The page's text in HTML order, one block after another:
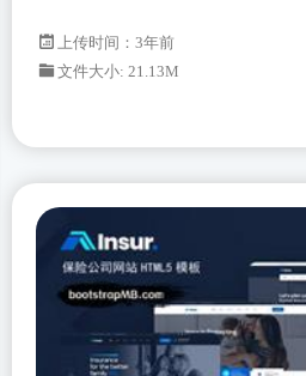
上传时间：3年前
文件大小: 21.13M